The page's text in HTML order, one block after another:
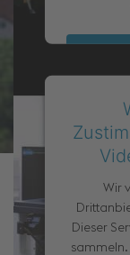
Wir
Dieser
sammeln.